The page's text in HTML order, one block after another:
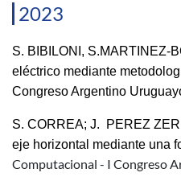
2023
S. BIBILONI, S.MARTINEZ-
eléctrico mediante
Congreso Argentino
S. CORREA; J.  PEREZ
eje horizontal mediante una
Computacional - I Congreso